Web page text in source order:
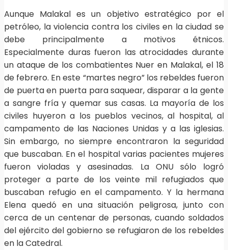
Aunque Malakal es un objetivo estratégico por el
petróleo, la violencia contra los civiles en la ciudad se
debe principalmente a motivos étnicos.
Especialmente duras fueron las atrocidades durante
un ataque de los combatientes Nuer en Malakal, el 18
de febrero. En este “martes negro” los rebeldes fueron
de puerta en puerta para saquear, disparar a la gente
a sangre fría y quemar sus casas. La mayoría de los
civiles huyeron a los pueblos vecinos, al hospital, al
campamento de las Naciones Unidas y a las iglesias.
Sin embargo, no siempre encontraron la seguridad
que buscaban. En el hospital varias pacientes mujeres
fueron violadas y asesinadas. La ONU sólo logró
proteger a parte de los veinte mil refugiados que
buscaban refugio en el campamento. Y la hermana
Elena quedó en una situación peligrosa, junto con
cerca de un centenar de personas, cuando soldados
del ejército del gobierno se refugiaron de los rebeldes
en la Catedral.